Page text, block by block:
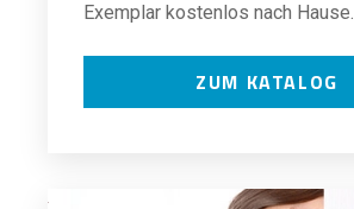
Exemplar kostenlos nach Hause.
ZUM KATALOG